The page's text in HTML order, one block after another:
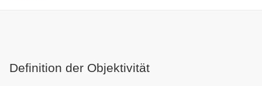
Definition der Objektivität